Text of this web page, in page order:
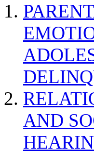
AND